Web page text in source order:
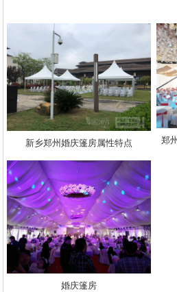
新乡郑州婚庆篷房属性特点 郑
婚庆篷房